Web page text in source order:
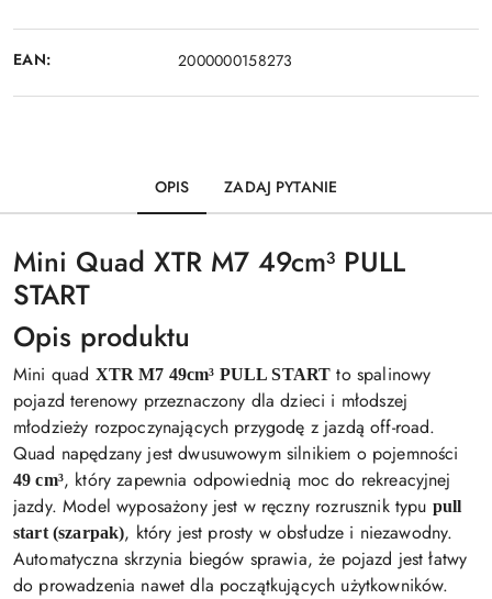
EAN: 2000000158273
OPIS ZADAJ PYTANIE
Mini Quad XTR M7 49cm³ PULL
START
Opis produktu
Mini quad XTR M7 49cm³ PULL START to spalinowy
pojazd terenowy przeznaczony dla dzieci i młodszej
młodzieży rozpoczynających przygodę z jazdą off-road.
Quad napędzany jest dwusuwowym silnikiem o pojemności
49 cm³, który zapewnia odpowiednią moc do rekreacyjnej
jazdy. Model wyposażony jest w ręczny rozrusznik typu pull
start (szarpak), który jest prosty w obsłudze i niezawodny.
Automatyczna skrzynia biegów sprawia, że pojazd jest łatwy
do prowadzenia nawet dla początkujących użytkowników.